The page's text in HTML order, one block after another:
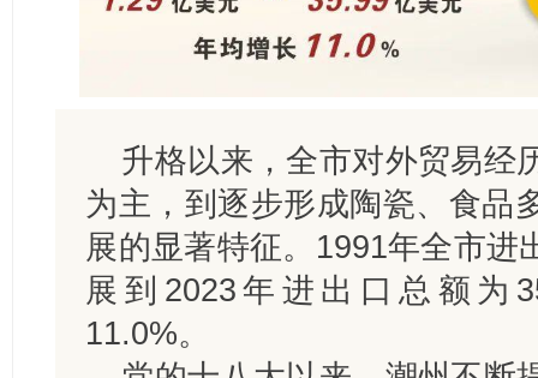
升格以来，全市对外贸易经
为主，到逐步形成陶瓷、食品
展的显著特征。1991年全市进
展到2023年进出口总额为
11.0%。